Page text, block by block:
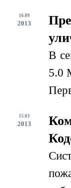
16.09
2013
В
5.0
15.03
2013